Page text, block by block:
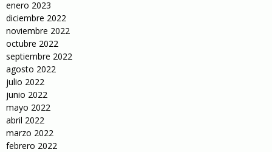
enero 2023
diciembre 2022
noviembre 2022
octubre 2022
septiembre 2022
agosto 2022
julio 2022
junio 2022
mayo 2022
abril 2022
marzo 2022
febrero 2022